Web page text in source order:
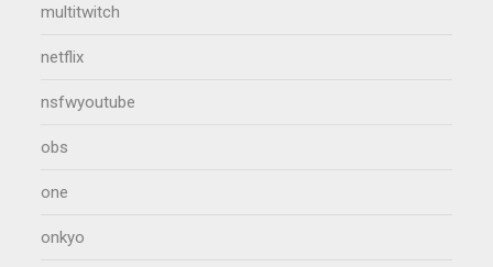
multitwitch
netflix
nsfwyoutube
obs
one
onkyo